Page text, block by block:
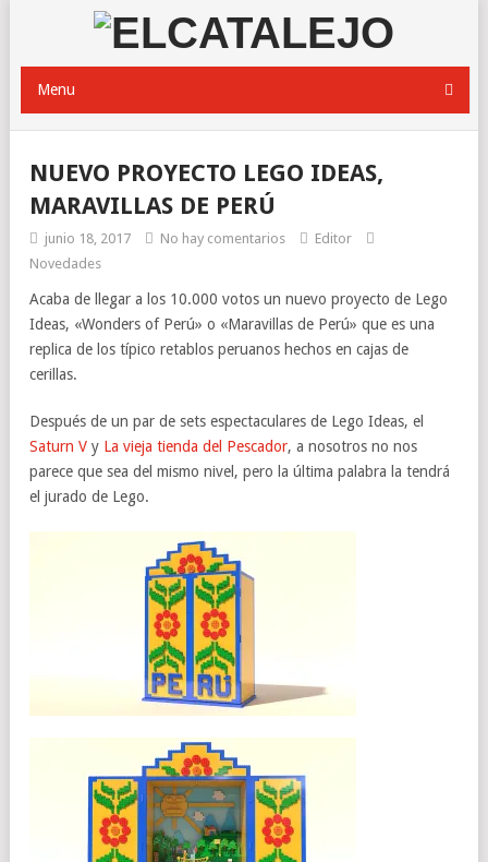
Menu
NUEVO PROYECTO LEGO IDEAS,
MARAVILLAS DE PERÚ
junio 18, 2017 No hay comentarios
Editor
Novedades
Acaba de llegar a los 10.000 votos un nuevo proyecto de Lego
Ideas, «Wonders of Perú» o «Maravillas de Perú» que es una
replica de los típico retablos peruanos hechos en cajas de
cerillas.
Después de un par de sets espectaculares de Lego Ideas, el
Saturn V y La vieja tienda del Pescador, a nosotros no nos
parece que sea del mismo nivel, pero la última palabra la tendrá
el jurado de Lego.